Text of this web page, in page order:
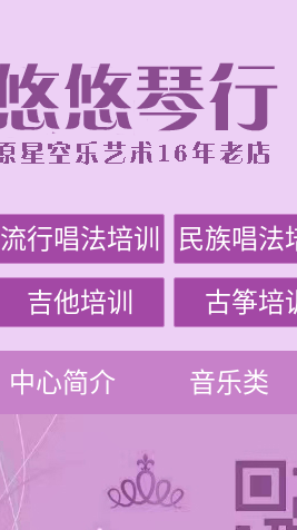
流行唱法培训 民族唱法
吉他培训 古筝培
中心简介 音乐类